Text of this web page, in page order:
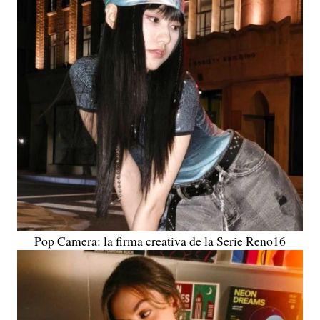
Pop Camera: la firma creativa de la Serie Reno16